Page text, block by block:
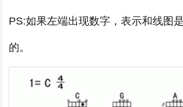
PS:如果左端出现数字，表示和线图
的。